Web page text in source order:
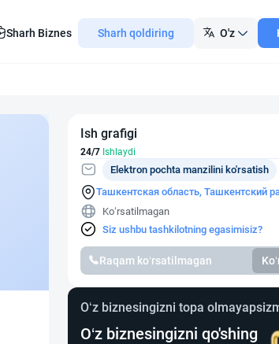
Sharh Biznes Sharh qoldiring O'z
Ish grafigi
24/7 Ishlaydi
Ташкентская область, Ташкентский
Elektron pochta manzilini ko'rsatish
Ko‘rsatilmagan
Siz ushbu tashkilotning egasimisiz?
Raqam ko‘rsatilmagan
O‘z biznesingizni topa
O‘z biznesingizni qo'shing